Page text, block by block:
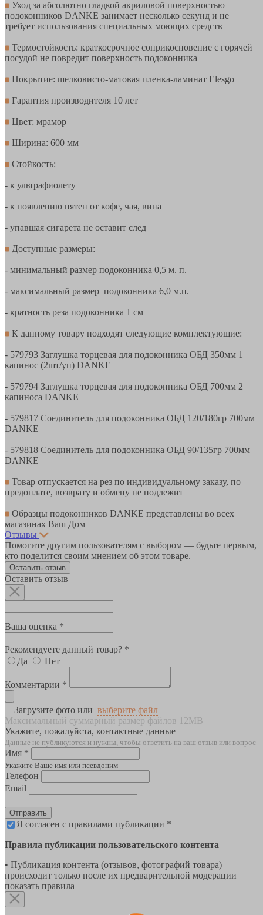
Уход за абсолютно гладкой акриловой поверхностью
подоконников DANKE занимает несколько секунд и не
требует использования специальных моющих средств
Термостойкость: краткосрочное соприкосновение с горячей
посудой не повредит поверхность подоконника
Покрытие: шелковисто-матовая пленка-ламинат Elesgo
Гарантия производителя 10 лет
Цвет: мрамор
Ширина: 600 мм
Стойкость:
- к ультрафиолету
- к появлению пятен от кофе, чая, вина
- упавшая сигарета не оставит след
Доступные размеры:
- минимальный размер подоконника 0,5 м. п.
- максимальный размер подоконника 6,0 м.п.
- кратность реза подоконника 1 см
К данному товару подходят следующие комплектующие:
- 579793 Заглушка торцевая для подоконника ОБД 350мм 1
капинос (2шт/уп) DANKE
- 579794 Заглушка торцевая для подоконника ОБД 700мм 2
капиноса DANKE
- 579817 Соединитель для подоконника ОБД 120/180гр 700мм
DANKE
- 579818 Соединитель для подоконника ОБД 90/135гр 700мм
DANKE
Товар отпускается на рез по индивидуальному заказу, по
предоплате, возврату и обмену не подлежит
Образцы подоконников DANKE представлены во всех
магазинах Ваш Дом
Отзывы
Помогите другим пользователям с выбором — будьте первым,
кто поделится своим мнением об этом товаре.
Оставить отзыв
Оставить отзыв
Ваша оценка *
Рекомендуете данный товар? *
Да
Нет
Комментарии *
Загрузите фото или выберите файл
Максимальный суммарный размер файлов 12MB
Укажите, пожалуйста, контактные данные
Данные не публикуются и нужны, чтобы ответить на ваш отзыв или вопрос
Имя *
Укажите Ваше имя или псевдоним
Телефон
Email
Отправить
Я согласен с правилами публикации *
Правила публикации пользовательского контента
• Публикация контента (отзывов, фотографий товара)
происходит только после их предварительной модерации
показать правила